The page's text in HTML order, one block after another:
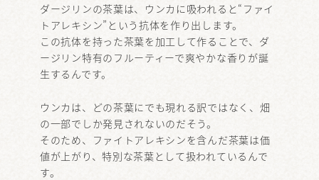
ダージリンの茶葉は、ウンカに吸われると“ファイ
トアレキシン”という抗体を作り出します。
この抗体を持った茶葉を加工して作ることで、ダ
ージリン特有のフルーティーで爽やかな香りが誕
生するんです。
ウンカは、どの茶葉にでも現れる訳ではなく、畑
の一部でしか発見されないのだそう。
そのため、ファイトアレキシンを含んだ茶葉は価
値が上がり、特別な茶葉として扱われているんで
す。